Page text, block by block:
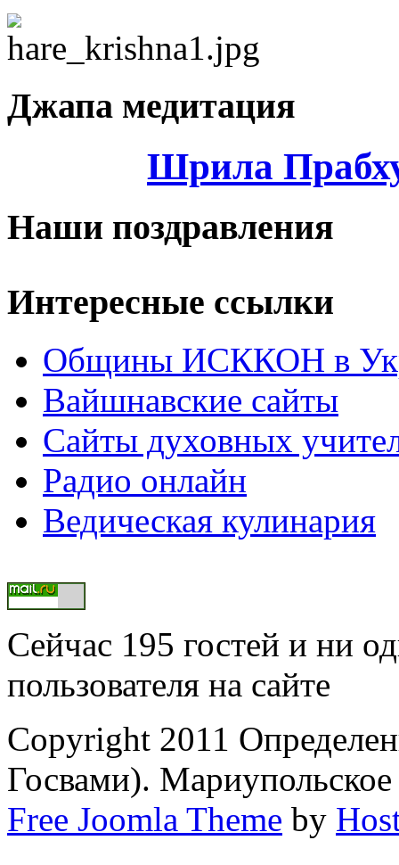
Джапа медитация
Шрила
Наши поздравления
Интересные ссылки
Общины ИСККОН в
Вайшнавские сайты
Сайты духовных
Радио онлайн
Ведическая кулинария
Сейчас 195 гостей и ни
пользователя на сайте
Copyright 2011
Госвами).
Free Joomla Theme by